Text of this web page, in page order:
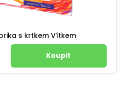
s krtkem Vítkem